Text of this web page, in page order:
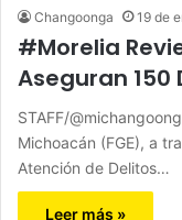
Changoonga 19 de
#Morelia
Aseguran 150
STAFF/
Michoacán (FGE), a
Atención de Delitos…
Leer más »